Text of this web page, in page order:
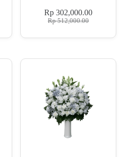
Rp512,000.00
Rp 302,000.00